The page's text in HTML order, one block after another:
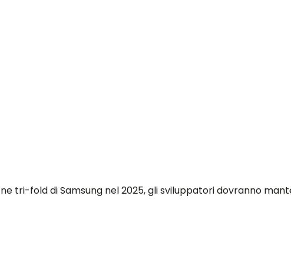
tri-fold di Samsung nel 2025, gli sviluppatori dovranno